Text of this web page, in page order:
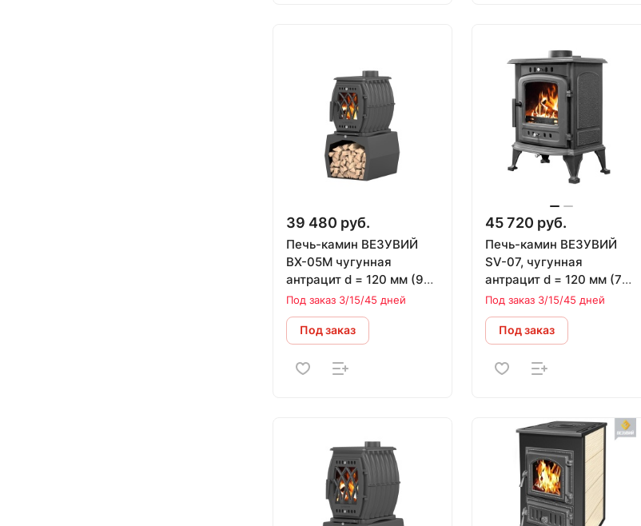
39 480 руб.
Печь-камин ВЕЗУВИЙ
ВХ-05М чугунная
антрацит d = 120 мм (9
кВт) (подставка в
комплекте) *
Под заказ 3/15/45 дней
Под заказ
45 720 руб.
Печь-камин ВЕЗУВИЙ
SV-07, чугунная
антрацит d = 120 мм (7
кВт)
Под заказ 3/15/45 дней
Под заказ